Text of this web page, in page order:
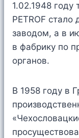
1.02.1948 году
PETROF
заводом, а в
в фабрику по
органов.
В 1958 году в